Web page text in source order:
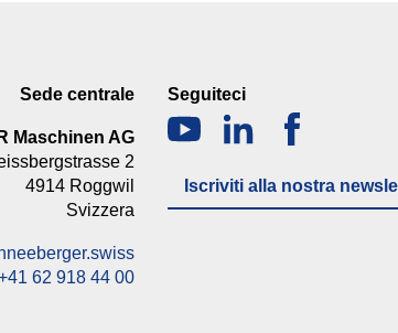
Sede centrale
Maschinen AG
2
4914 Roggwil
Svizzera
62 918 44 00
Seguiteci
Iscriviti alla nostra